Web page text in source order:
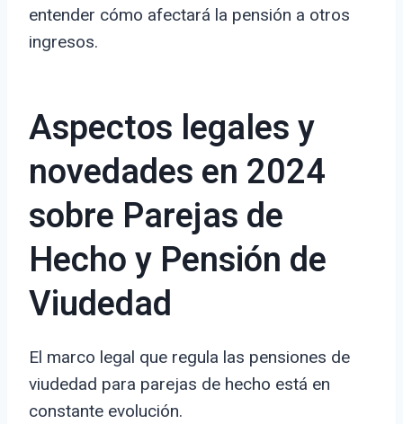
entender cómo afectará la pensión a otros
ingresos.
Aspectos legales y
novedades en 2024
sobre Parejas de
Hecho y Pensión de
Viudedad
El marco legal que regula las pensiones de
viudedad para parejas de hecho está en
constante evolución.